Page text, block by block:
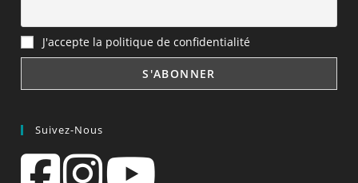
J'accepte la politique de confidentialité
Suivez-Nous